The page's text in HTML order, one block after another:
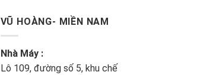
VŨ HOÀNG- MIỀN NAM
Nhà Máy :
Lô 109, đường số 5, khu chế